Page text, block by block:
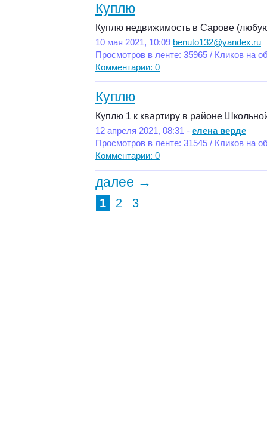
Куплю
Куплю недвижимость в Сарове
10 мая 2021, 10:09 benuto132@yandex.ru
Просмотров в ленте: 35965 / Кликов на
Комментарии: 0
Куплю
Куплю 1 к квартиру в районе
12 апреля 2021, 08:31 - елена верде
Просмотров в ленте: 31545 / Кликов на
Комментарии: 0
далее →
1 2 3